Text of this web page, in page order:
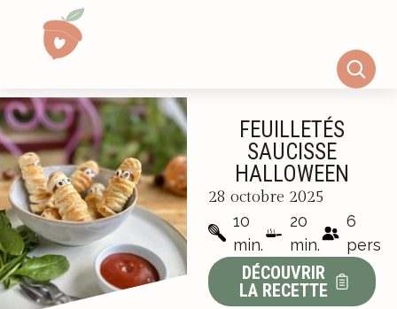
FEUILLETÉS
SAUCISSE
HALLOWEEN
28 octobre 2025
10
min.
20
min.
6
pers
DÉCOUVRIR
LA RECETTE